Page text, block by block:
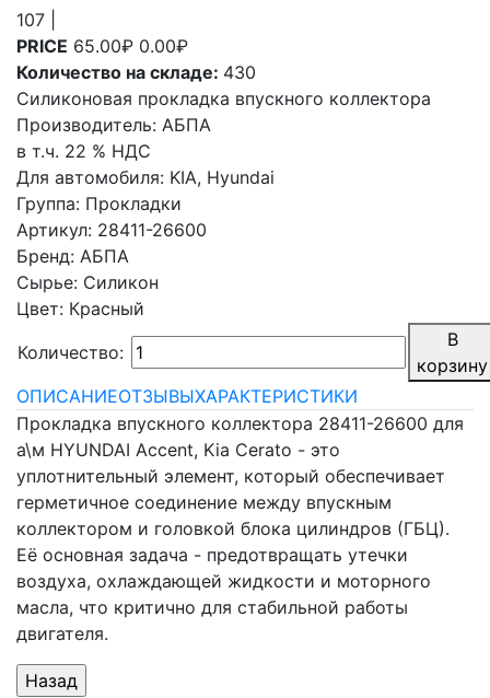
107
PRICE 65.00₽ 0.00₽
Количество на складе: 430
Силиконовая прокладка впускного коллектора
Производитель: АБПА
в т.ч. 22 % НДС
Для автомобиля: KIA, Hyundai
Группа: Прокладки
Артикул: 28411-26600
Бренд: АБПА
Сырье: Силикон
Цвет: Красный
Количество:
В
корзину
ОПИСАНИЕОТЗЫВЫХАРАКТЕРИСТИКИ
Прокладка впускного коллектора 28411-26600 для
а\м HYUNDAI Accent, Kia Cerato - это
уплотнительный элемент, который обеспечивает
герметичное соединение между впускным
коллектором и головкой блока цилиндров (ГБЦ).
Её основная задача - предотвращать утечки
воздуха, охлаждающей жидкости и моторного
масла, что критично для стабильной работы
двигателя.